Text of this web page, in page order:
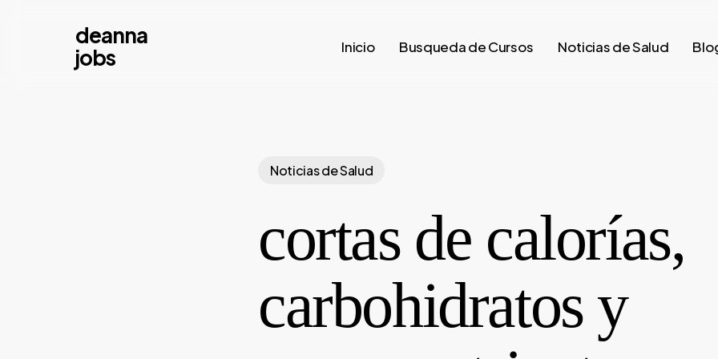
deanna
jobs
Inicio Busqueda de Cursos Noticias de Salud
Noticias de Salud
cortas de calorías,
carbohidratos y